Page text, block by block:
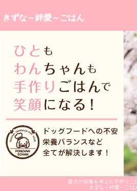
愛犬の栄養を考えた手作りご
きずな～絆愛～ごは
きずな～絆愛～ごはん